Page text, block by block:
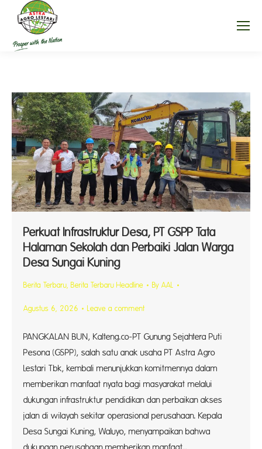
Perkuat Infrastruktur Desa, PT GSPP Tata
Halaman Sekolah dan Perbaiki Jalan Warga
Desa Sungai Kuning
Berita Terbaru, Berita Terbaru Headline By AAL
Agustus 6, 2026 Leave a comment
PANGKALAN BUN, Kalteng.co-PT Gunung Sejahtera Puti
Pesona (GSPP), salah satu anak usaha PT Astra Agro
Lestari Tbk, kembali menunjukkan komitmennya dalam
memberikan manfaat nyata bagi masyarakat melalui
dukungan infrastruktur pendidikan dan perbaikan akses
jalan di wilayah sekitar operasional perusahaan. Kepala
Desa Sungai Kuning, Waluyo, menyampaikan bahwa